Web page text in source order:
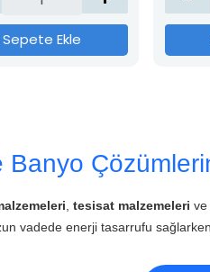
Sepete Ekle
Banyo
, tesisat malzemeleri ve
vadede enerji tasarrufu